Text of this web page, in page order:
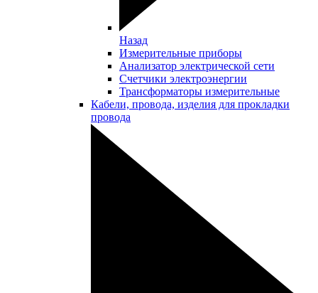
Назад
Измерительные приборы
Анализатор электрической сети
Счетчики электроэнергии
Трансформаторы измерительные
Кабели, провода, изделия для прокладки
провода